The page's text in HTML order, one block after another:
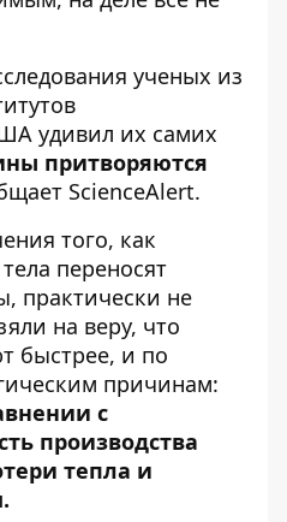
ученых из
удивил их самих
притворяются
ScienceAlert.
того, как
переносят
практически не
на веру, что
быстрее, и по
причинам:
с
производства
тепла и